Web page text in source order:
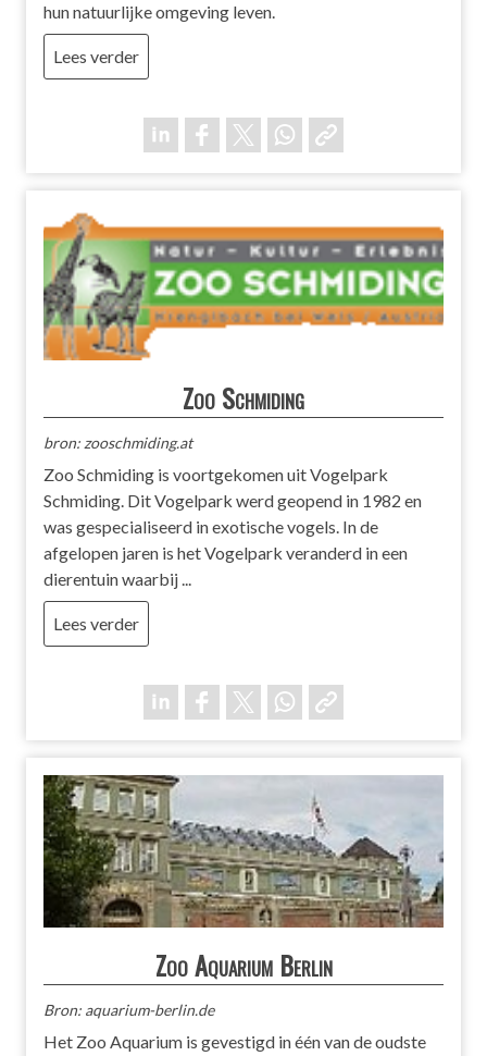
hun natuurlijke omgeving leven.
Lees verder
Zoo Schmiding
bron: zooschmiding.at
Zoo Schmiding is voortgekomen uit Vogelpark
Schmiding. Dit Vogelpark werd geopend in 1982 en
was gespecialiseerd in exotische vogels. In de
afgelopen jaren is het Vogelpark veranderd in een
dierentuin waarbij ...
Lees verder
Zoo Aquarium Berlin
Bron: aquarium-berlin.de
Het Zoo Aquarium is gevestigd in één van de oudste